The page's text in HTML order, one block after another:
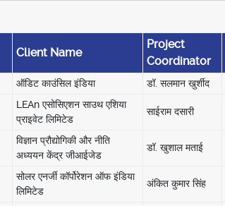
Client Name
Project
Coordinator
ऑडिट काउंसिल इंडिया डॉ. सलमान खुर्शीद
LEAn एसोसिएशन साउथ एशिया
प्राइवेट लिमिटेड
साईराम दसारी
विज्ञान प्रौद्योगिकी और नीति
अध्ययन केंद्र जीआईजेड
डॉ. खुशाल मताई
सोलर एनर्जी कॉर्पोरेशन ऑफ इंडिया
लिमिटेड
अंकित कुमार सिंह